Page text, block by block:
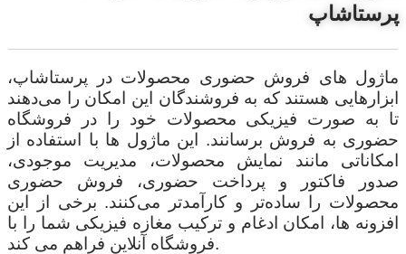
پرستاشاپ
ماژول های فروش حضوری محصولات در پرستاشاپ،
ابزارهایی هستند که به فروشندگان این امکان را می‌دهند
تا به صورت فیزیکی محصولات خود را در فروشگاه
حضوری به فروش برسانند. این ماژول ها با استفاده از
امکاناتی مانند نمایش محصولات، مدیریت موجودی،
صدور فاکتور و پرداخت حضوری، فروش حضوری
محصولات را ساده‌تر و کارآمدتر می‌کنند. برخی از این
افزونه ها، امکان ادغام و ترکیب مغازه فیزیکی شما را با
فروشگاه آنلاین فراهم می کند.